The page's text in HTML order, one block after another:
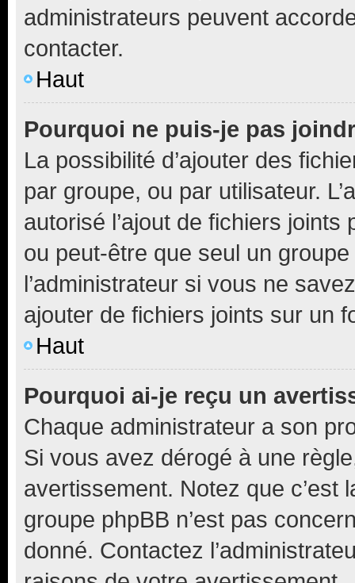
administrateurs peuvent
contacter.
Haut
Pourquoi ne puis-je pas
La possibilité d’ajouter des
par groupe, ou par utilisateur.
autorisé l’ajout de fichiers
ou peut-être que seul un
l’administrateur si vous ne
ajouter de fichiers joints sur un
Haut
Pourquoi ai-je reçu un
Chaque administrateur a son
Si vous avez dérogé à une
avertissement. Notez que c’est
groupe phpBB n’est pas
donné. Contactez